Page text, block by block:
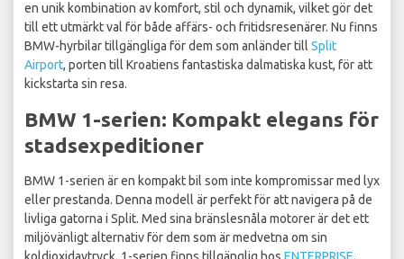
en unik kombination av komfort, stil och dynamik, vilket gör det
till ett utmärkt val för både affärs- och fritidsresenärer. Nu finns
BMW-hyrbilar tillgängliga för dem som anländer till Split
Airport, porten till Kroatiens fantastiska dalmatiska kust, för att
kickstarta sin resa.
BMW 1-serien: Kompakt elegans för
stadsexpeditioner
BMW 1-serien är en kompakt bil som inte kompromissar med lyx
eller prestanda. Denna modell är perfekt för att navigera på de
livliga gatorna i Split. Med sina bränslesnåla motorer är det ett
miljövänligt alternativ för dem som är medvetna om sin